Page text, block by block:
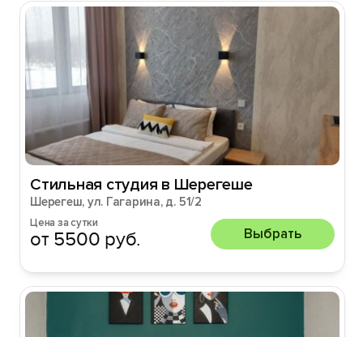
Стильная студия в Шерегеше
Шерегеш, ул. Гагарина, д. 51/2
Цена за сутки
от 5500 руб. Выбрать